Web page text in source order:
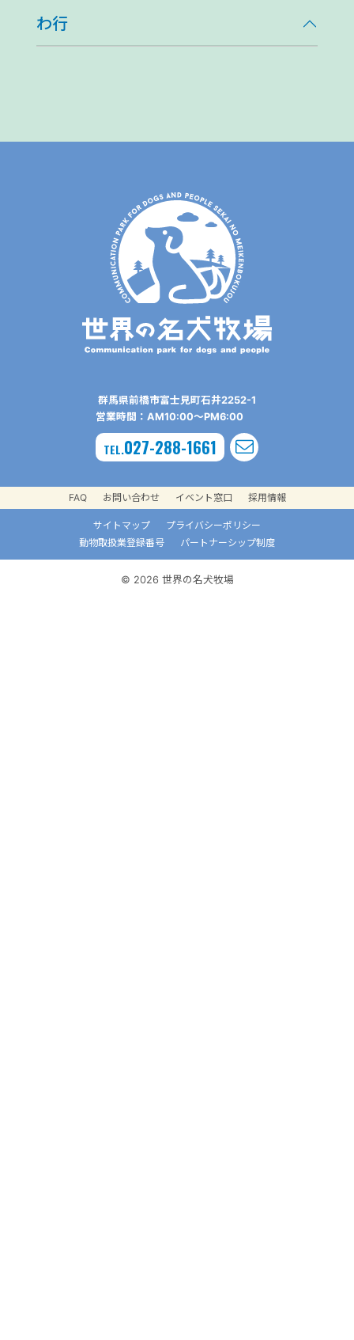
わ行
群⾺県前橋市富⼠⾒町⽯井2252-1
営業時間：AM10:00〜PM6:00
TEL.027-288-1661
FAQ お問い合わせ イベント窓口 採用情報
サイトマップ
プライバシーポリシー
動物取扱業登録番号
パートナーシップ制度
© 2026 世界の名犬牧場